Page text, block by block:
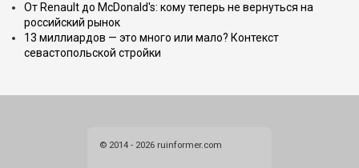
От Renault до McDonald's: кому теперь не вернуться на
российский рынок
13 миллиардов — это много или мало? Контекст
севастопольской стройки
© 2014 - 2026 ruinformer.com